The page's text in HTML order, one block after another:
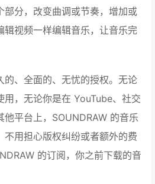
部分，改变曲调或节奏，增加或
辑视频一样编辑音乐，让音乐完
的、全面的、无忧的授权。无论
用，无论你是在 YouTube、社交
平台上，SOUNDRAW 的音乐
不用担心版权纠纷或者额外的费
的订阅，你之前下载的音